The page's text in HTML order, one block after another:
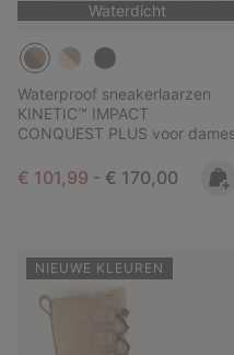
Waterdicht
Waterproof sneakerlaarzen
KINETIC™ IMPACT
CONQUEST PLUS voor
Minimum sale price:
€ 101,99 - Maximum price:
€ 170,00
NIEUWE KLEUREN